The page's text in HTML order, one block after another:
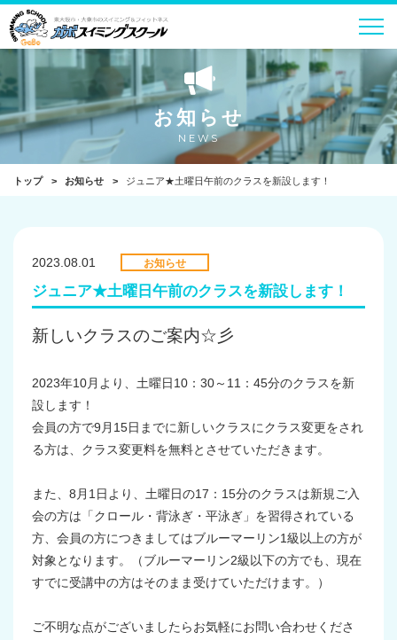
お知らせ
NEWS
トップ お知らせ ジュニア★土曜日午前のクラスを新設します！
2023.08.01 お知らせ
ジュニア★土曜日午前のクラスを新設します！
新しいクラスのご案内☆彡
2023年10月より、土曜日10：30～11：45分のクラスを新
設します！
会員の方で9月15日までに新しいクラスにクラス変更をされ
る方は、クラス変更料を無料とさせていただきます。
また、8月1日より、土曜日の17：15分のクラスは新規ご入
会の方は「クロール・背泳ぎ・平泳ぎ」を習得されている
方、会員の方につきましてはブルーマーリン1級以上の方が
対象となります。（ブルーマーリン2級以下の方でも、現在
すでに受講中の方はそのまま受けていただけます。）
ご不明な点がございましたらお気軽にお問い合わせくださ